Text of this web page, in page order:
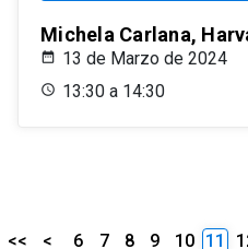
Michela Carlana,
13 de Marzo de 2024
13:30 a 14:30
<< < 6 7 8 9 10 11